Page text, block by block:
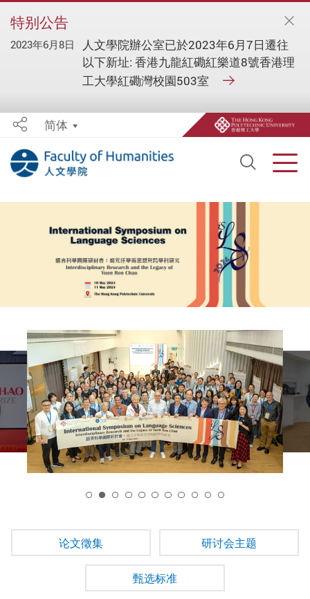
特别公告
2023年6月8日
人文學院辦公室已於2023年6月7日遷往
以下新址: 香港九龍紅磡紅樂道8號香港理
工大學紅磡灣校園503室
Open
Share简体
论文徵集 研讨会主题
甄选标准